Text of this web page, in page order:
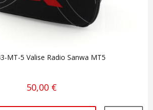
MT-5 Valise Radio Sanwa MT5
50,00 €